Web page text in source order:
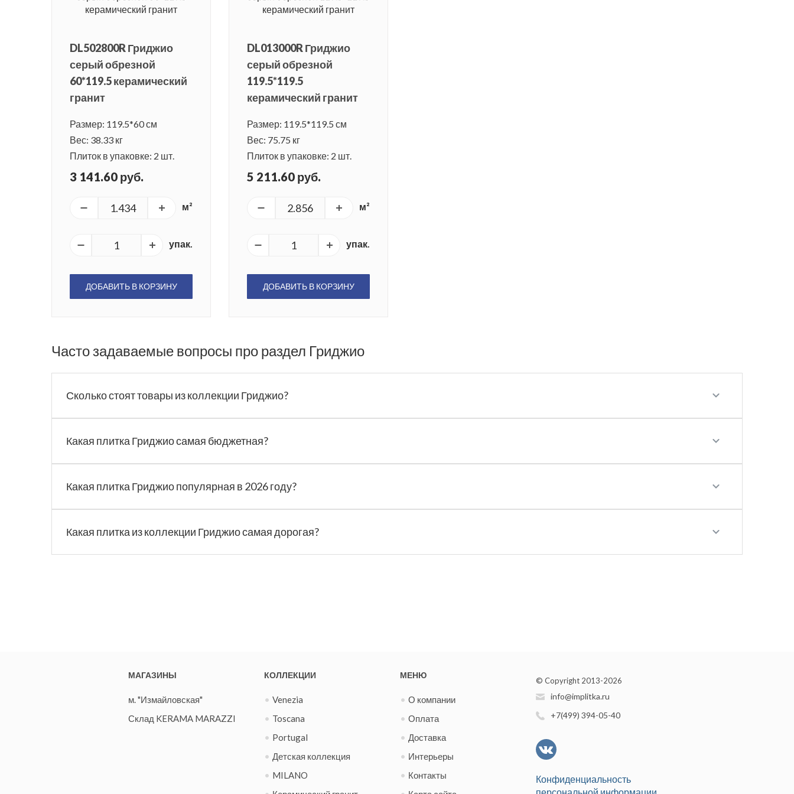
DL502800R Гриджио
серый обрезной
60*119.5 керамический
гранит
Размер: 119.5*60 см
Вес: 38.33 кг
Плиток в упаковке: 2 шт.
3 141.60 руб.
м²
упак.
ДОБАВИТЬ В КОРЗИНУ
DL013000R Гриджио
серый обрезной
119.5*119.5
керамический гранит
Размер: 119.5*119.5 см
Вес: 75.75 кг
Плиток в упаковке: 2 шт.
5 211.60 руб.
м²
упак.
ДОБАВИТЬ В КОРЗИНУ
Часто задаваемые вопросы про раздел Гриджио
Сколько стоят товары из коллекции Гриджио?
Какая плитка Гриджио самая бюджетная?
Какая плитка Гриджио популярная в 2026 году?
Какая плитка из коллекции Гриджио самая дорогая?
МАГАЗИНЫ
м. "Измайловская"
Склад KERAMA MARAZZI
КОЛЛЕКЦИИ
Venezia
Toscana
Portugal
Детская коллекция
MILANO
МЕНЮ
О компании
Оплата
Доставка
Интерьеры
Контакты
© Copyright 2013-2026
info@implitka.ru
+7(499) 394-05-40
Конфиденциальность